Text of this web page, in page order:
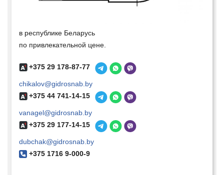
в республике Беларусь
по привлекательной цене.
+375 29 178-87-77
chikalov@gidrosnab.by
+375 44 741-14-15
vanagel@gidrosnab.by
+375 29 177-14-15
dubchak@gidrosnab.by
+375 1716 9-000-9